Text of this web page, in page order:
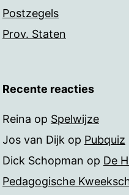
Postzegels
Prov. Staten
Recente reacties
Reina op Spelwijze
Jos van Dijk op Pubquiz
Dick Schopman op De
Pedagogische